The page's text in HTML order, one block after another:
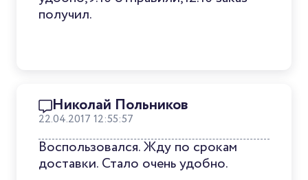
получил.
Николай Польников
22.04.2017 12:55:57
Воспользовался. Жду по срокам
доставки. Стало очень удобно.